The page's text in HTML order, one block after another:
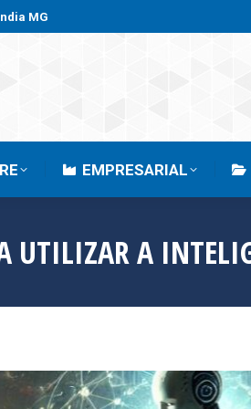
MG
EMPRESARIAL
UTILIZAR A